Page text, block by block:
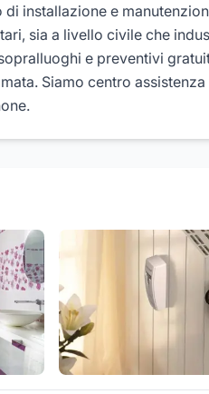
di installazione e
sia a livello civile che
e preventivi
Siamo centro